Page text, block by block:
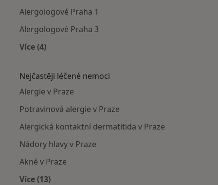
Alergologové Praha 1
Alergologové Praha 3
Více (4)
Nejčastěji léčené nemoci
Alergie v Praze
Potravinová alergie v Praze
Alergická kontaktní dermatitida v Praze
Nádory hlavy v Praze
Akné v Praze
Více (13)